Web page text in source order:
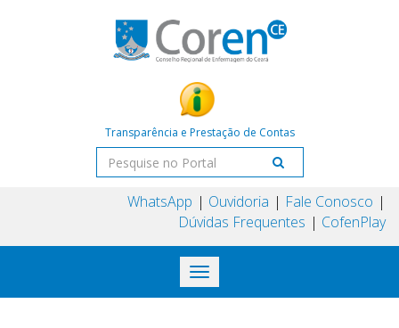
Transparência e Prestação de Contas
WhatsApp Ouvidoria
Fale Conosco
Dúvidas Frequentes
CofenPlay
Toggle
navigation